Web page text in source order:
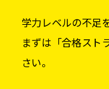
学力レベルの不足
まずは「合格スト
さい。